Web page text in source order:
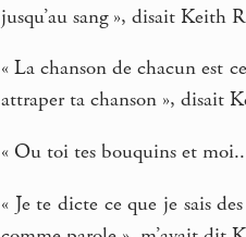
jusqu’au sang », disait Keith
« La chanson de chacun est
attraper ta chanson », disait
« Ou toi tes bouquins et
« Je te dicte ce que je sais